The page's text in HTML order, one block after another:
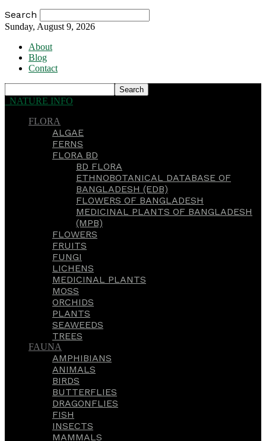
Search
Sunday, August 9, 2026
About
Blog
Contact
NATURE INFO
FLORA
ALGAE
FERNS
FLORA BD
BD FLORA
ETHNOBOTANICAL DATABASE OF
BANGLADESH (EDB)
FLOWERS OF BANGLADESH
MEDICINAL PLANTS OF BANGLADESH
(MPB)
FLOWERS
FRUITS
FUNGI
LICHENS
MEDICINAL PLANTS
MOSS
ORCHIDS
PLANTS
SEAWEEDS
TREES
FAUNA
AMPHIBIANS
ANIMALS
BIRDS
BUTTERFLIES
DRAGONFLIES
FISH
INSECTS
MAMMALS